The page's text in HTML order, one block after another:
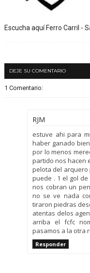
Escucha aquí Ferro Carril -
DEJE SU COMENTARIO
1 Comentario:
RJM
estuve ahi para
haber ganado
por lo menos
partido nos hacen
pelota del arquero
puede . 1 el gol
nos cobran un
no se ve nada
tiraron piedras
atentas delos
arriba el fcfc
pasamos a la otra
Responder